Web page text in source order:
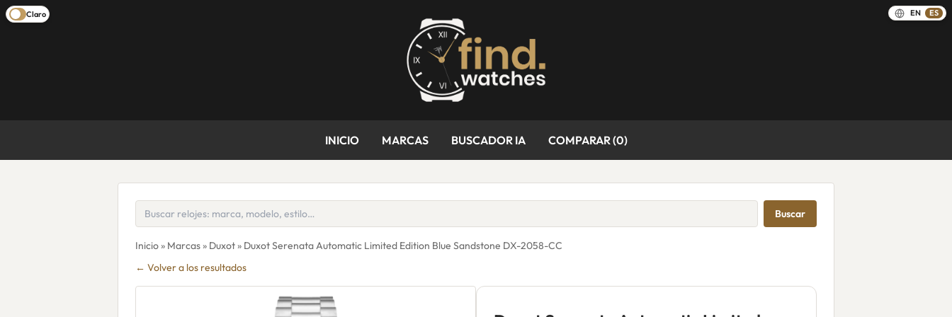
Claro EN ES
INICIO MARCAS BUSCADOR IA COMPARAR (0)
Buscar
Inicio» Marcas» Duxot» Duxot Serenata Automatic Limited Edition Blue Sandstone DX-2058-CC
← Volver a los resultados